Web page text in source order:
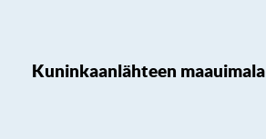
Kuninkaanlähteen maauimala